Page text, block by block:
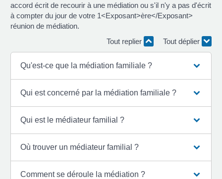
accord écrit de recourir à une médiation ou s'il n'y a pas d'écrit
à compter du jour de votre 1<Exposant>ère</Exposant>
réunion de médiation.
Tout replier
Tout déplier
Qu'est-ce que la médiation familiale ?
Qui est concerné par la médiation familiale ?
Qui est le médiateur familial ?
Où trouver un médiateur familial ?
Comment se déroule la médiation ?